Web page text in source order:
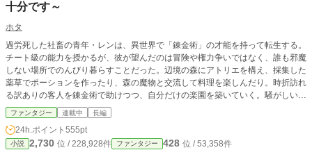
十分です～
ホタ
過労死した社畜の青年・レンは、異世界で「錬金術」の才能を持って転生する。
チート級の能力を授かるが、彼が望んだのは冒険や権力争いではなく、誰も邪魔
しない場所でのんびり暮らすことだった。辺境の森にアトリエを構え、採集した
薬草でポーションを作ったり、森の魔物と交流して料理を楽しんだり。時折訪れ
る訳ありの客人を錬金術で助けつつ、自分だけの楽園を築いていく。騒がしい都
会を離れ、四季の移ろいと温かいスープ、そしてふかふかのベッドを愛する、至
高のスローライフ・ファンタジー。
ファンタジー 連載中 長編
24h.ポイント 555pt
小説 2,730 位 / 228,928件 ファンタジー 428 位 / 53,358件